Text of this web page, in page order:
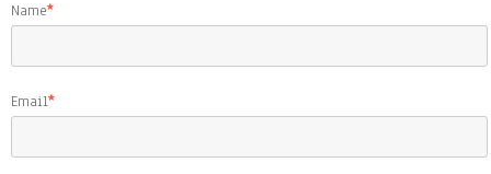
Name*
Email*